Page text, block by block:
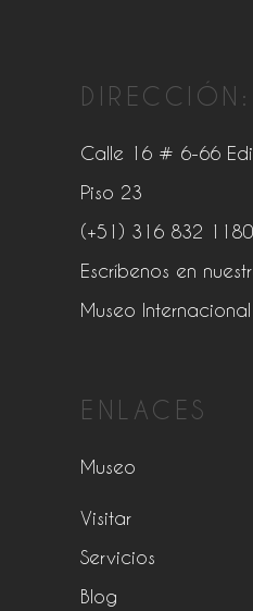
DIRECCIÓN:
Calle 16 # 6-66
Piso 23
(+51) 316 832 1180
Escríbenos en
Museo
ENLACES
Museo
Visitar
Servicios
Blog